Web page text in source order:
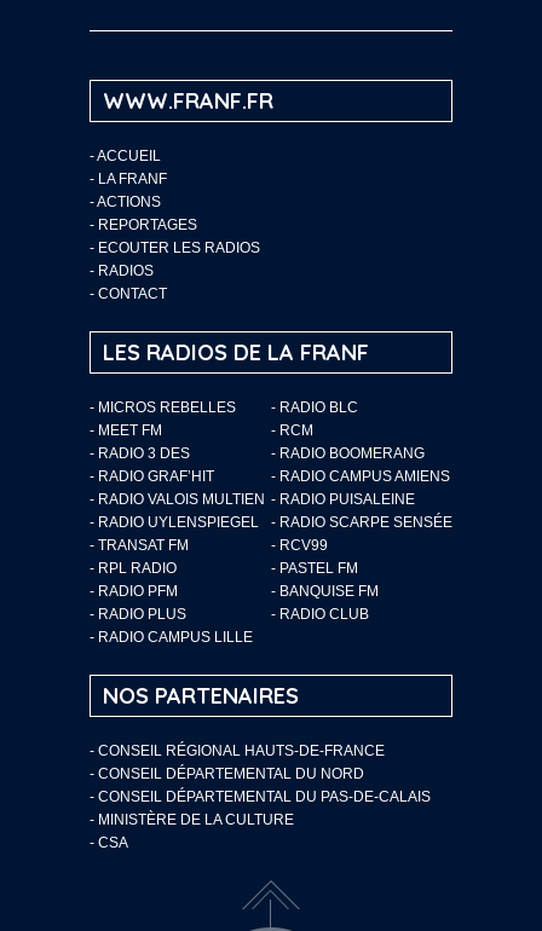
WWW.FRANF.FR
-ACCUEIL
- LA FRANF
-ACTIONS
- REPORTAGES
- ECOUTER LES RADIOS
- RADIOS
- CONTACT
LES RADIOS DE LA FRANF
- MICROS REBELLES
- RADIO BLC
- MEET FM
- RCM
- RADIO 3 DES
- RADIO BOOMERANG
- RADIO GRAF’HIT
- RADIO CAMPUS AMIENS
- RADIO VALOIS MULTIEN - RADIO PUISALEINE
- RADIO UYLENSPIEGEL
- RADIO SCARPE SENSÉE
- TRANSAT FM
- RCV99
- RPL RADIO
- PASTEL FM
- RADIO PFM
- BANQUISE FM
- RADIO PLUS
- RADIO CLUB
- RADIO CAMPUS LILLE
NOS PARTENAIRES
- CONSEIL RÉGIONAL HAUTS-DE-FRANCE
- CONSEIL DÉPARTEMENTAL DU NORD
- CONSEIL DÉPARTEMENTAL DU PAS-DE-CALAIS
- MINISTÈRE DE LA CULTURE
- CSA